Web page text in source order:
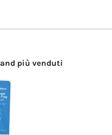
più venduti